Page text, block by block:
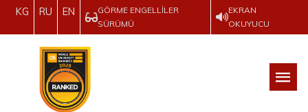
KG RU EN
GÖRME ENGELLILER
SÜRÜMÜ
EKRAN
OKUYUCU